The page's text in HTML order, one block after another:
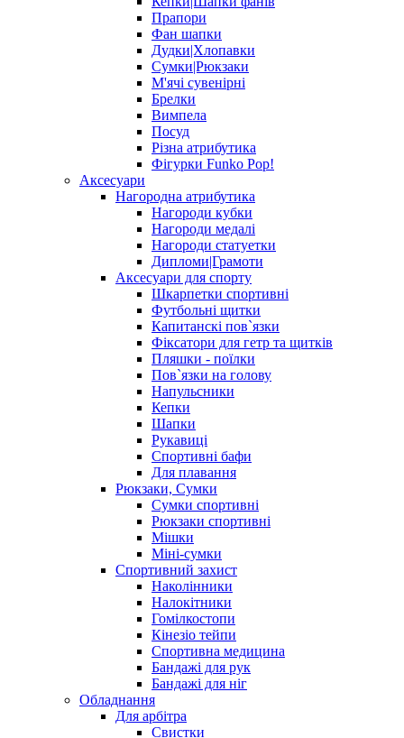
Прапори
Фан шапки
Дудки|Хлопавки
Сумки|Рюкзаки
М'ячі сувенірні
Брелки
Вимпела
Посуд
Різна атрибутика
Фігурки Funko Pop!
Аксесуари
Нагородна атрибутика
Нагороди кубки
Нагороди медалі
Нагороди статуетки
Дипломи|Грамоти
Аксесуари для спорту
Шкарпетки спортивні
Футбольні щитки
Капитанскі пов`язки
Фіксатори для гетр та щитків
Пляшки - поїлки
Пов`язки на голову
Напульсники
Кепки
Шапки
Рукавиці
Спортивні бафи
Для плавання
Рюкзаки, Сумки
Сумки спортивні
Рюкзаки спортивні
Мішки
Міні-сумки
Спортивний захист
Наколінники
Налокітники
Гомілкостопи
Кінезіо тейпи
Спортивна медицина
Бандажі для рук
Бандажі для ніг
Обладнання
Для арбітра
Свистки